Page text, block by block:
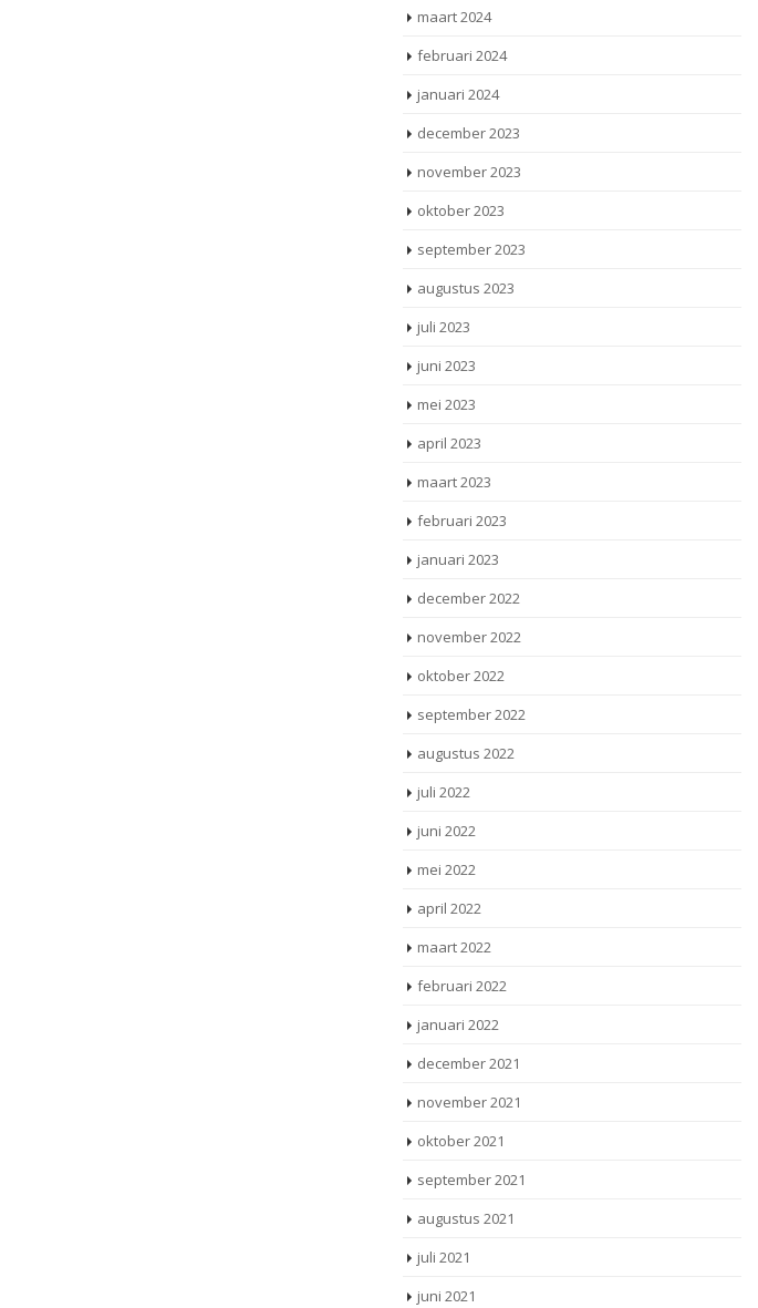
maart 2024
februari 2024
januari 2024
december 2023
november 2023
oktober 2023
september 2023
augustus 2023
juli 2023
juni 2023
mei 2023
april 2023
maart 2023
februari 2023
januari 2023
december 2022
november 2022
oktober 2022
september 2022
augustus 2022
juli 2022
juni 2022
mei 2022
april 2022
maart 2022
februari 2022
januari 2022
december 2021
november 2021
oktober 2021
september 2021
augustus 2021
juli 2021
juni 2021